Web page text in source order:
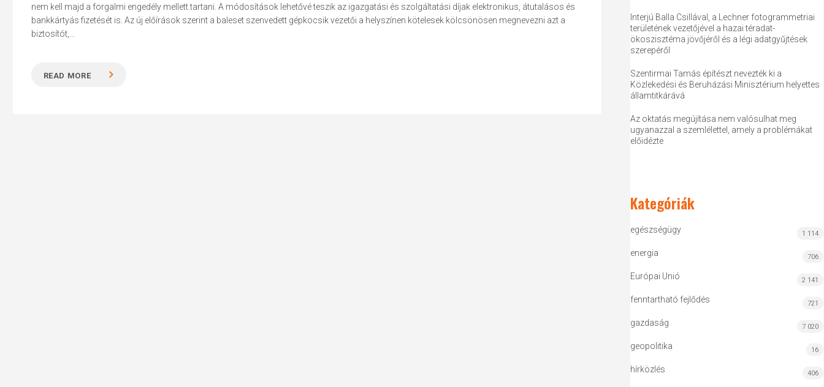
nem kell majd a forgalmi engedély mellett tartani. A módosítások lehetővé teszik az igazgatási és szolgáltatási díjak elektronikus, átutalásos és
bankkártyás fizetését is. Az új előírások szerint a baleset szenvedett gépkocsik vezetői a helyszínen kötelesek kölcsönösen megnevezni azt a
biztosítót,...
READ MORE
Interjú Balla Csillával, a Lechner fotogrammetriai
területének vezetőjével a hazai téradat-
ökoszisztéma jövőjéről és a légi adatgyűjtések
szerepéről
Szentirmai Tamás építészt nevezték ki a
Közlekedési és Beruházási Minisztérium helyettes
államtitkárává
Az oktatás megújítása nem valósulhat meg
ugyanazzal a szemlélettel, amely a problémákat
előidézte
Kategóriák
egészségügy 1 114
energia 706
Európai Unió 2 141
fenntartható fejlődés 721
gazdaság 7 020
geopolitika 16
hírközlés 406